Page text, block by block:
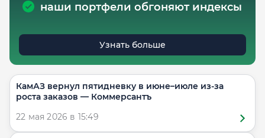
наши портфели обгоняют индексы
Узнать больше
КамАЗ вернул пятидневку в июне–июле из-за
роста заказов — Коммерсантъ
22 мая 2026 в 15:49